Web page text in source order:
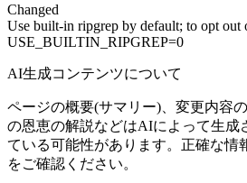
Changed
Use built-in ripgrep by default; to opt out
USE_BUILTIN_RIPGREP=0
AI生成コンテンツについて
ページの概要(サマリー)、変更内容
の恩恵の解説などはAIによって生成
ている可能性があります。正確な情
をご確認ください。